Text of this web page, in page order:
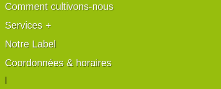
Comment cultivons-nous
Services +
Notre Label
Coordonnées & horaires